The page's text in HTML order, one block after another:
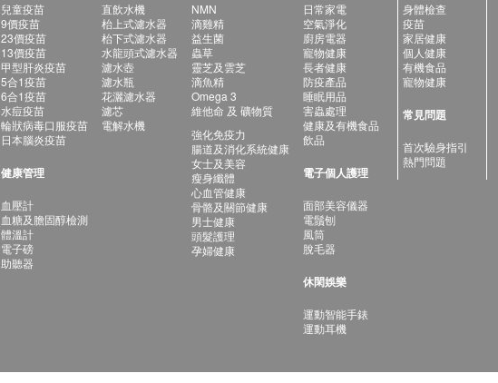
兒童疫苗
9價疫苗
23價疫苗
13價疫苗
甲型肝炎疫苗
5合1疫苗
6合1疫苗
水痘疫苗
輪狀病毒口服疫苗
日本腦炎疫苗
健康管理
血壓計
血糖及膽固醇檢測
體溫計
電子磅
助聽器
直飲水機
枱上式濾水器
枱下式濾水器
水龍頭式濾水器
濾水壺
濾水瓶
花灑濾水器
濾芯
電解水機
NMN
滴雞精
益生菌
蟲草
靈芝及雲芝
滴魚精
Omega 3
維他命 及 礦物質
強化免疫力
腸道及消化系統健康
女士及美容
瘦身纖體
心血管健康
骨骼及關節健康
男士健康
頭髮護理
孕婦健康
日常家電
空氣淨化
廚房電器
寵物健康
長者健康
防疫產品
睡眠用品
害蟲處理
健康及有機食品
飲品
電子個人護理
面部美容儀器
電鬚刨
風筒
脫毛器
休閑娛樂
運動智能手錶
運動耳機
身體檢查
疫苗
家居健康
個人健康
有機食品
寵物健康
常見問題
首次驗身指引
熱門問題